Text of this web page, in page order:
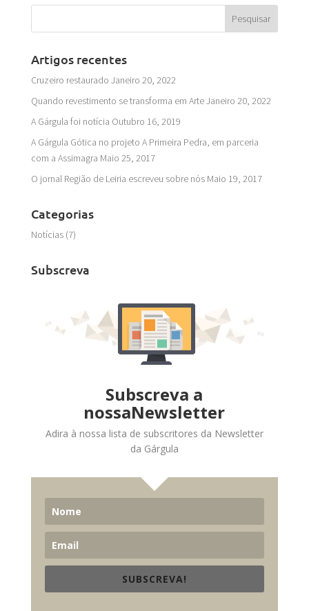
Artigos recentes
Cruzeiro restaurado Janeiro 20, 2022
Quando revestimento se transforma em ArteJaneiro 20, 2022
A Gárgula foi notícia Outubro 16, 2019
A Gárgula Gótica no projeto A Primeira Pedra, em parceria
com a Assimagra Maio 25, 2017
O jornal Região de Leiria escreveu sobre nós Maio 19, 2017
Categorias
Notícias(7)
Subscreva
Subscreva a
nossaNewsletter
Adira à nossa lista de subscritores da Newsletter
da Gárgula
SUBSCREVA!